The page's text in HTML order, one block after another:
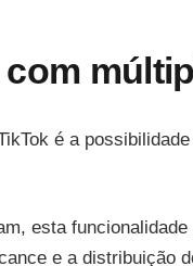
é a
esta
e a distribuição